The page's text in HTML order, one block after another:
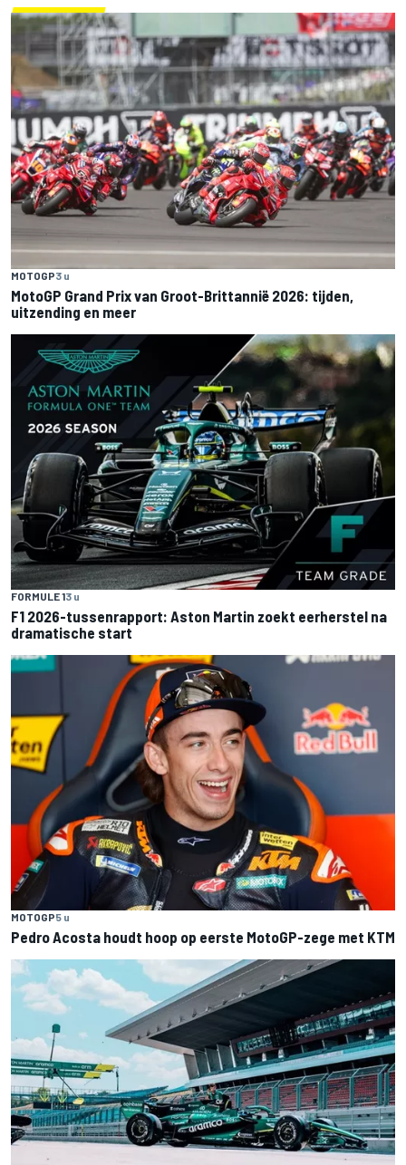
MOTOGP3 u
MotoGP Grand Prix van Groot-Brittannië 2026: tijden,
uitzending en meer
FORMULE 13 u
F1 2026-tussenrapport: Aston Martin zoekt eerherstel na
dramatische start
MOTOGP5 u
Pedro Acosta houdt hoop op eerste MotoGP-zege met KTM